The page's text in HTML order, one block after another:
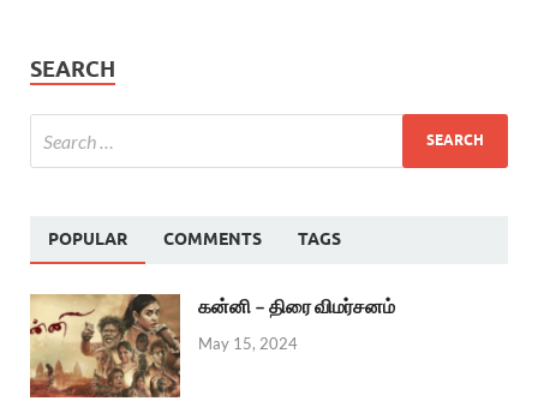
SEARCH
POPULAR COMMENTS TAGS
கன்னி – திரை விமர்சனம்
May 15, 2024